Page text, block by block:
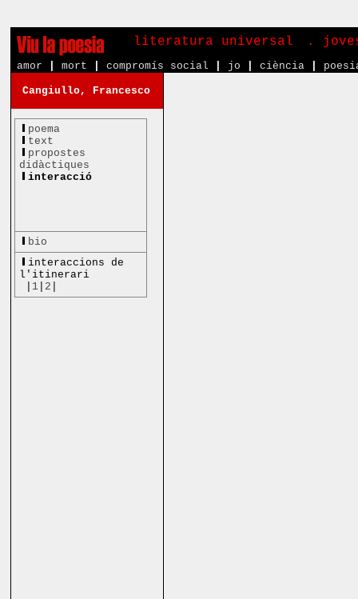
literatura universal .
amor mort compromís social jo ciència
Cangiullo, Francesco
poema
text
propostes
didàctiques
interacció
bio
interaccions de
l'itinerari
1 2